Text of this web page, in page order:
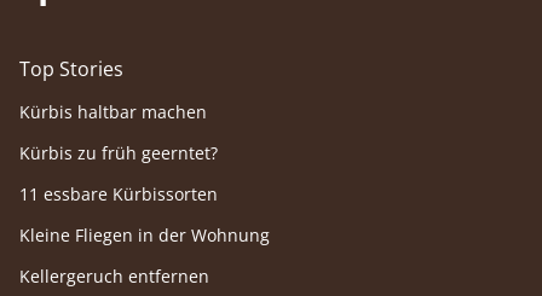
Top Stories
Kürbis haltbar machen
Kürbis zu früh geerntet?
11 essbare Kürbissorten
Kleine Fliegen in der Wohnung
Kellergeruch entfernen